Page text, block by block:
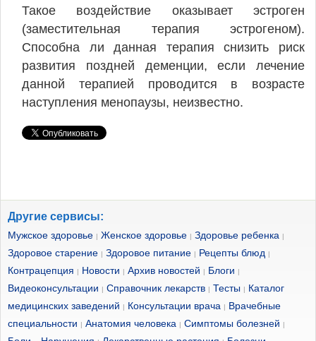
Такое воздействие оказывает эстроген
(заместительная терапия эстрогеном).
Способна ли данная терапия снизить риск
развития поздней деменции, если лечение
данной терапией проводится в возрасте
наступления менопаузы, неизвестно.
Другие сервисы:
Мужское здоровье | Женское здоровье | Здоровье ребенка |
Здоровое старение | Здоровое питание | Рецепты блюд |
Контрацепция | Новости | Архив новостей | Блоги |
Видеоконсультации | Справочник лекарств | Тесты | Каталог
медицинских заведений | Консультации врача | Врачебные
специальности | Анатомия человека | Симптомы болезней |